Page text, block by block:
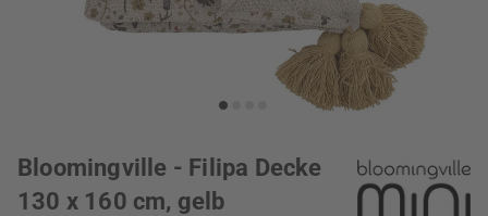
Bloomingville - Filipa Decke
130 x 160 cm, gelb